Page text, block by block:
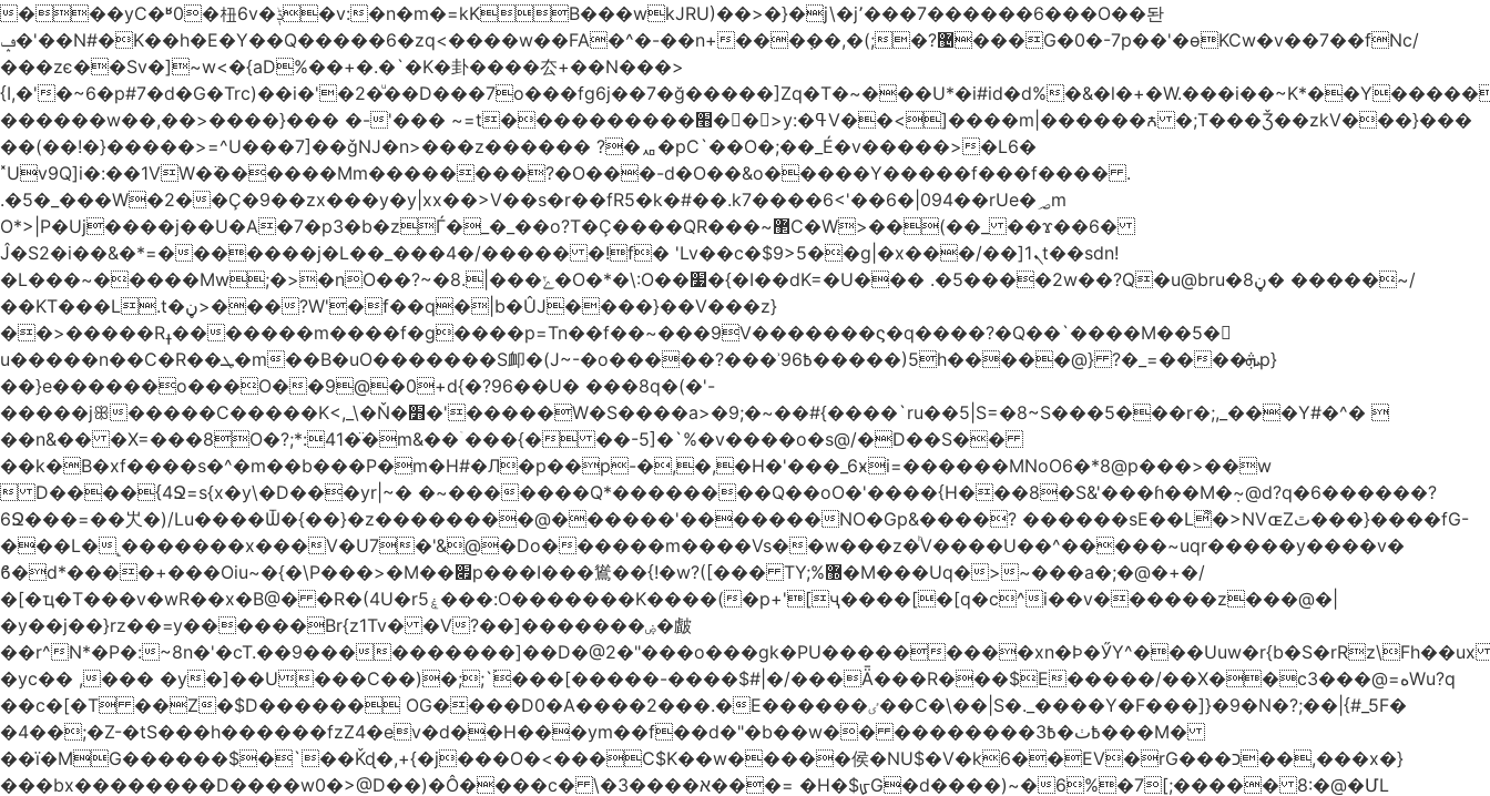
���yC�ʶ0�杻6v�ݙ�v:�n�m�=kKB���wkJRU)��>�}�j\�j՚���7������6���O��돤
ݡ�'��N#�K��h�E�Y��Q�����6�zq<����w��FA�^�-��n+���݂��,�(;�?޴���G�0�-7p��'�өKCw�v��7��fNc/
���zє��Sv�]~w<�{aD%��+�.�`�K�卦����厺+��N���>
{I,�'�~6�p#7�d�G�Trc)��i�'�2�ͧ��D���7o���fg6j��7�ğ�����]Zq�T�~���U*�i#id�d%
������w��,��>����}��� �-'��� ~=t����������׫��ٕ >y:�ߟV��<]����m|������ꙉ �;T���Ǯ��zkV���}���
��(��!�}�����>=^U���7]��ǧǊ�n>���z������ ?�ퟪ�pC`��O�;��_É�v�����>�L6�
˟Uv9Q]i�:��1VW�߳������Mm��������?�O���-d�O��&o�����Y�����f���f���� .
.�5�_���W�2��Ҫ�9��zx���y�y|xx��>V��s�r��fR5�k�#��.k7����6<'��6�|094��rUe�؃m
O*>|P�Uj����j��U�A�7�p3�b�zЃ�_�_��o?T�Ç����QR���~޲C�W>��(��_ ��ϫ��6�
Ĵ�S2�i��&�*=�������j�L��_���4�/����� �!f� 'Lv��c�$9>5��g|�x���/��]ܢ1t��sdn!
�L���~�����Mw;�>�nO��?~�8.|���ݺ�O�*�\:O��׷�{�I��dK=�U��� .�5����2w��?Q�u@bru�8ڼ� �����~/
��KT���L.t�ڼ>���?W'�f��q�|b�ÛJ����}��V���z}
��>�����Rߪ�������m����f�g����p=Tn��f��~���9V�������ϛ�q����?�Q��`����M��5�𳲻
u�����n��C�R��ܛ�m��B�uO�������S卹�(J~-�o�����?���ʾ9߿6�����)5h�����@} ?�_=����ܞp}
��}e������o���O��9@�0+d{�?96��U� ���8q�(�'-
�����jꕥ�����C�����K<,_\�Ň�׻�'�����W�S����a>�9;�~��#{����`ru��5|S=�8~S���5���r�;,_���Y#�^� 
��n&�� �X=���8O�?;*:41�̈�m&��ۤ���{� ��-5]�`%�v����o�s@/�D��S��
��k�B�xf����s�^�m��b���P�m�H#�Л�p��p-�,�,�H�'���_6ӿi=������MNoO6�*8@p���>��w
D����{4Ջ=s{x�y\�D���yr|~� �~�������Q*��������Q��oO�'����{H���8�S&'���ɦ��M�ܼ~@d?q�6������?
6Ջ���=��㞤�)/Lu����Ѿ�{��}�z��������@������'�������NO�Gp&����? ������sE��L͌�>NVɶZٿ���}����fG-
���L�˻�������x���V�U7�'&@�Do������m����Vs��w���z�ͪV����U��^�����~uqr�����y����v�
ϐ�d*����+���Oiu~�{�\P���>�M��׏p���I���䳷��{!�w?([��� TY;%޽�M���Uq�>~���a�;�@�+�/
�[�ҵ�T���v�wR��x�B@� �R�(4U�rۼ5���:O�������K����(�p+'[ҷ����[�[q�c^i��v������z���@�|
�y��j��}rz��=y������Br{z1Tv� �V?��]�������ۻ�皻
��r^N*�P�:~8n�'�cT.��9����������]��D�@2�"���o���gk�PU�����
�yc�� ,��� �y�]��U���C��)�;;`۬���[�����-����$#|�/���Ǟ���R���$E�����/��X��c3���@=هWu?q
��c�[�T ��Z�$D������ OG����D0�A����2���.�E������ٸ��C�\��|S�._����Y�F���]}�9�N�?;��|{#_5F�
�4��;�Z-�tS���h������fzZ4�ev�d��H���ym��f��d�"�b��w�� ��������߿ٺ�߿3���M�
��ї�MG������$�`��Ǩɖ�,+{�j���O�<���C$K��w�����侯�NU$�V�k6��EV�rG���כ��,���x�}
���bx��������D����w0�>@D��)�Ô����c� \�3����א���= �H�$ᡁG�d����)~�6%�7[;����� 8:�@�ՄL